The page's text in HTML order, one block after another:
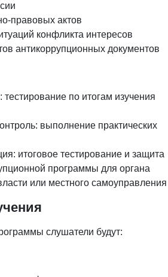
правовых актов
конфликта интересов
антикоррупционных документов
тестирование по итогам изучения
выполнение практических
итоговое тестирование и защита
программы для органа
или местного самоуправления
слушатели будут: